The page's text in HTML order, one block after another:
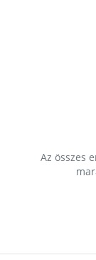
Az összes